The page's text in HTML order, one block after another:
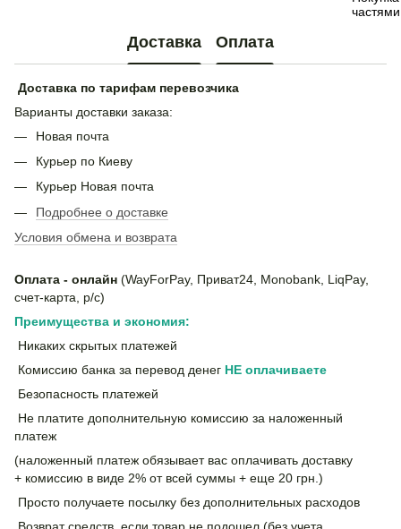
Доставка Оплата
Доставка по тарифам перевозчика
Варианты доставки заказа:
Новая почта
Курьер по Киеву
Курьер Новая почта
Подробнее о доставке
Условия обмена и возврата
Оплата - онлайн (WayForPay, Приват24, Monobank, LiqPay,
счет-карта, р/с)
Преимущества и экономия:
Никаких скрытых платежей
Комиссию банка за перевод денег НЕ оплачиваете
Безопасность платежей
Не платите дополнительную комиссию за наложенный
платеж
(наложенный платеж обязывает вас оплачивать доставку
+ комиссию в виде 2% от всей суммы + еще 20 грн.)
Просто получаете посылку без дополнительных расходов